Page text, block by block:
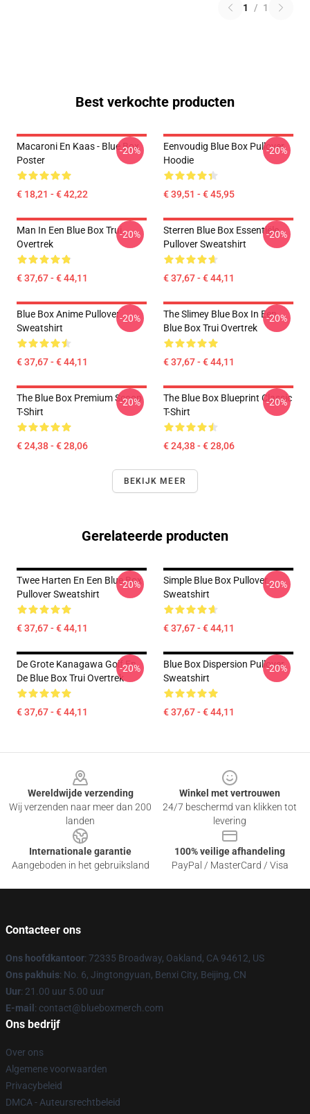
1 / 1
Best verkochte producten
Macaroni En Kaas - Blue Box
Poster
€ 18,21 - € 42,22
-20%
Eenvoudig Blue Box Pullover
Hoodie
€ 39,51 - € 45,95
-20%
Man In Een Blue Box Trui
Overtrek
€ 37,67 - € 44,11
-20%
Sterren Blue Box Essentiële
Pullover Sweatshirt
€ 37,67 - € 44,11
-20%
Blue Box Anime Pullover
Sweatshirt
€ 37,67 - € 44,11
-20%
The Slimey Blue Box In Een
Blue Box Trui Overtrek
€ 37,67 - € 44,11
-20%
The Blue Box Premium Scoop
T-Shirt
€ 24,38 - € 28,06
-20%
The Blue Box Blueprint Classic
T-Shirt
€ 24,38 - € 28,06
-20%
BEKIJK MEER
Gerelateerde producten
Twee Harten En Een Blue Box
Pullover Sweatshirt
€ 37,67 - € 44,11
-20%
Simple Blue Box Pullover
Sweatshirt
€ 37,67 - € 44,11
-20%
De Grote Kanagawa Golf En
De Blue Box Trui Overtrek
€ 37,67 - € 44,11
-20%
Blue Box Dispersion Pullover
Sweatshirt
€ 37,67 - € 44,11
-20%
Wereldwijde verzending
Wij verzenden naar meer dan 200
landen
Winkel met vertrouwen
24/7 beschermd van klikken tot
levering
Internationale garantie
Aangeboden in het gebruiksland
100% veilige afhandeling
PayPal / MasterCard / Visa
Contacteer ons
Ons hoofdkantoor: 72335 Broadway, Oakland, CA 94612, US
Ons pakhuis: No. 6, Jingtongyuan, Benxi City, Beijing, CN
Uur: 21.00 uur 5.00 uur
E-mail : contact@blueboxmerch.com
Ons bedrijf
Over ons
Algemene voorwaarden
Privacybeleid
DMCA - Auteursrechtbeleid